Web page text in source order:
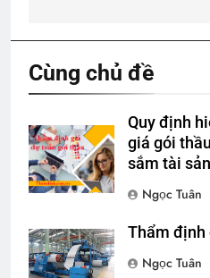
Cùng chủ đề
Quy định
giá gói
sắm tài sản
Ngọc Tuân
Thẩm định
Ngọc Tuân